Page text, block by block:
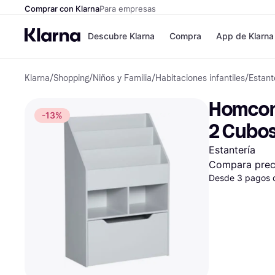
Comprar con KlarnaPara empresas
Descubre Klarna
Formas de
Paga ahora
Paga en 3 plazos
Paga en 30 días
Financiación
Klarna en Apple
Compra
Tiendas
Shein
Zalando
Zara
JD Sports
App de Klarna
Klarna/Shopping/Niños y Familia/Habitaciones infantiles/
-13%
2
Estantería
Compara
Desde 3 pagos